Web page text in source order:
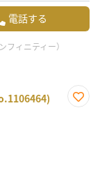
電話する
ィニティー）